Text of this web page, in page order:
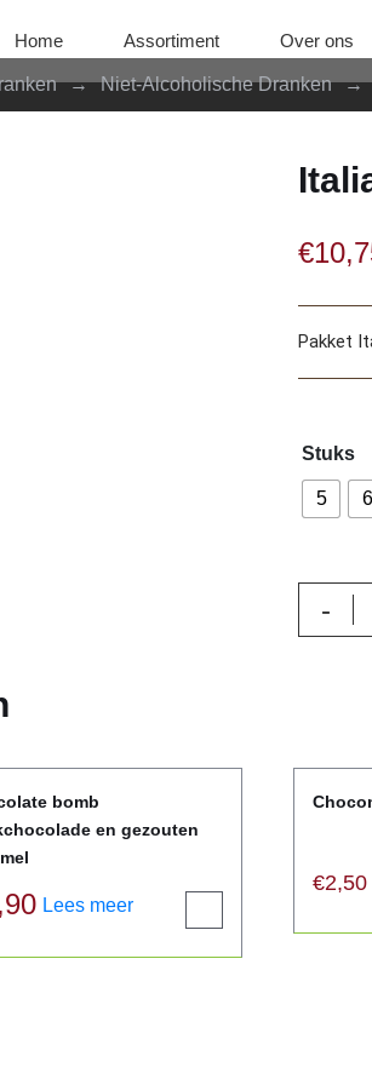
Home Assortiment Over ons
→ Niet-Alcoholische Dranken →
€
Pakket
Stuks
5 6
-
Italiaanse
bomb
en gezouten
product
Lees meer
€2,50